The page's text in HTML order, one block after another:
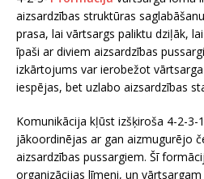
aizsardzības struktūras
prasa, lai vārtsargs paliktu dziļāk,
īpaši ar diviem aizsardzības
izkārtojums var ierobežot
iespējas, bet uzlabo aizsardzības
Komunikācija kļūst izšķiroša 4-2-3-
jākoordinējas ar gan aizmugurējo
aizsardzības pussargiem. Šī
organizācijas līmeni, un